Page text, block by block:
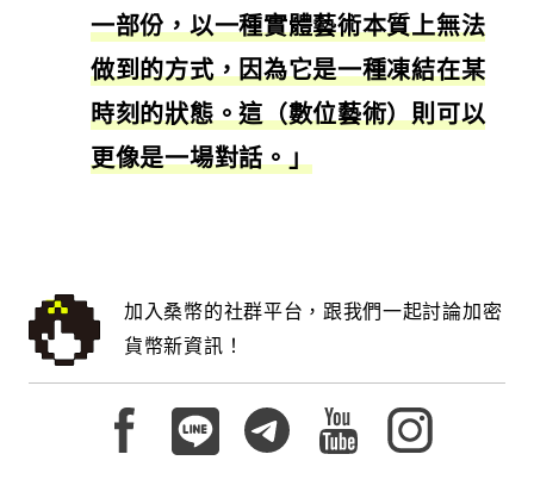
一部份，以一種實體藝術本質上無法
做到的方式，因為它是一種凍結在某
時刻的狀態。這（數位藝術）則可以
更像是一場對話。」
加入桑幣的社群平台，跟我們一起討論加密
貨幣新資訊！